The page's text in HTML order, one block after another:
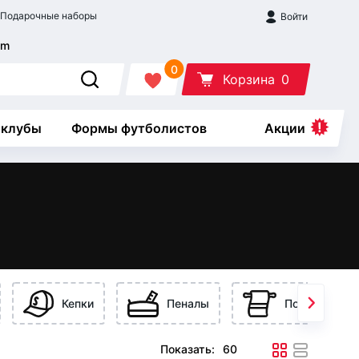
Подарочные наборы Войти
0
Корзина 0
Формы футболистов Акции
Кепки Пеналы Полотенца
Показать: